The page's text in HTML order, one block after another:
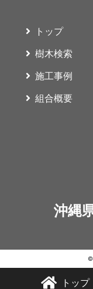
トップ
トップ
樹木検索
施工事例
組合概要
沖縄
©